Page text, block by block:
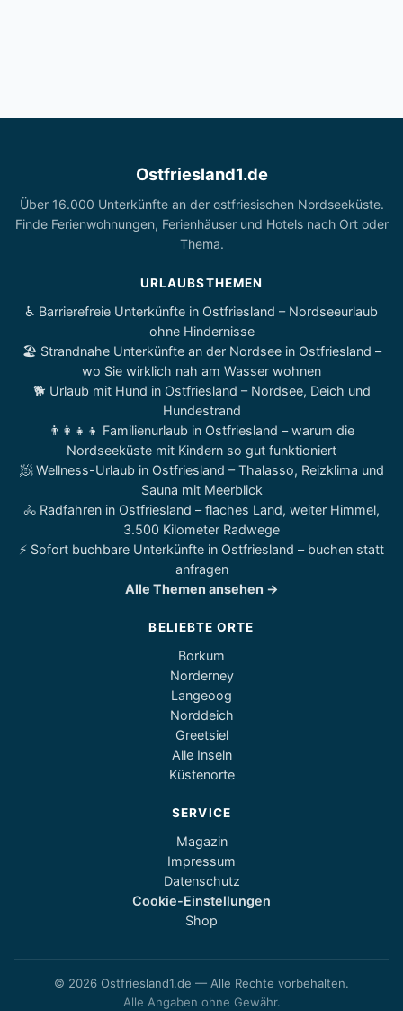
Ostfriesland1.de
Über 16.000 Unterkünfte an der ostfriesischen Nordseeküste.
Finde Ferienwohnungen, Ferienhäuser und Hotels nach Ort oder
Thema.
URLAUBSTHEMEN
♿ Barrierefreie Unterkünfte in Ostfriesland – Nordseeurlaub
ohne Hindernisse
🏖️ Strandnahe Unterkünfte an der Nordsee in Ostfriesland –
wo Sie wirklich nah am Wasser wohnen
🐕 Urlaub mit Hund in Ostfriesland – Nordsee, Deich und
Hundestrand
👨‍👩‍👧‍👦 Familienurlaub in Ostfriesland – warum die
Nordseeküste mit Kindern so gut funktioniert
🧖 Wellness-Urlaub in Ostfriesland – Thalasso, Reizklima und
Sauna mit Meerblick
🚴 Radfahren in Ostfriesland – flaches Land, weiter Himmel,
3.500 Kilometer Radwege
⚡ Sofort buchbare Unterkünfte in Ostfriesland – buchen statt
anfragen
Alle Themen ansehen →
BELIEBTE ORTE
Borkum
Norderney
Langeoog
Norddeich
Greetsiel
Alle Inseln
Küstenorte
SERVICE
Magazin
Impressum
Datenschutz
Cookie-Einstellungen
Shop
© 2026 Ostfriesland1.de — Alle Rechte vorbehalten.
Alle Angaben ohne Gewähr.